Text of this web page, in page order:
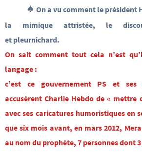
♠ On a vu comment le président
la mimique attristée, le
et pleurnichard.
On sait comment tout cela n’est
langage :
c’est ce gouvernement PS et
accusèrent Charlie Hebdo de « mettre
avec ses caricatures humoristiques en
que six mois avant, en mars 2012,
au nom du prophète, 7 personnes dont